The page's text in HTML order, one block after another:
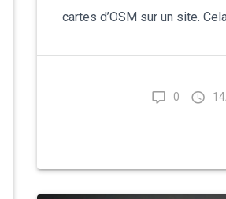
cartes d’OSM sur un site.
0